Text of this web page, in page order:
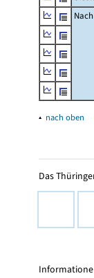
▴ nach oben
Das